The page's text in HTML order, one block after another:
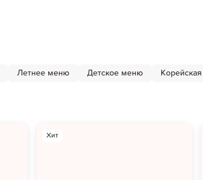
Летнее меню Детское меню
Хит